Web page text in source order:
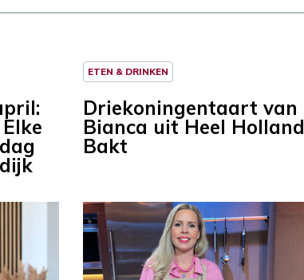
ETEN & DRINKEN
Driekoningentaart van
Bianca uit Heel Holland
Bakt